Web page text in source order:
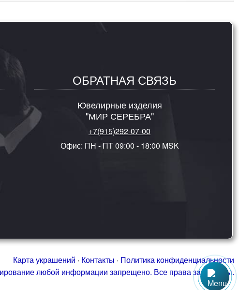
ОБРАТНАЯ СВЯЗЬ
Ювелирные изделия
"МИР СЕРЕБРА"
+7(915)292-07-00
Офис: ПН - ПТ 09:00 - 18:00 MSK
Карта украшений · Контакты · Политика конфиденциальности
любой информации запрещено. Все права защищены.